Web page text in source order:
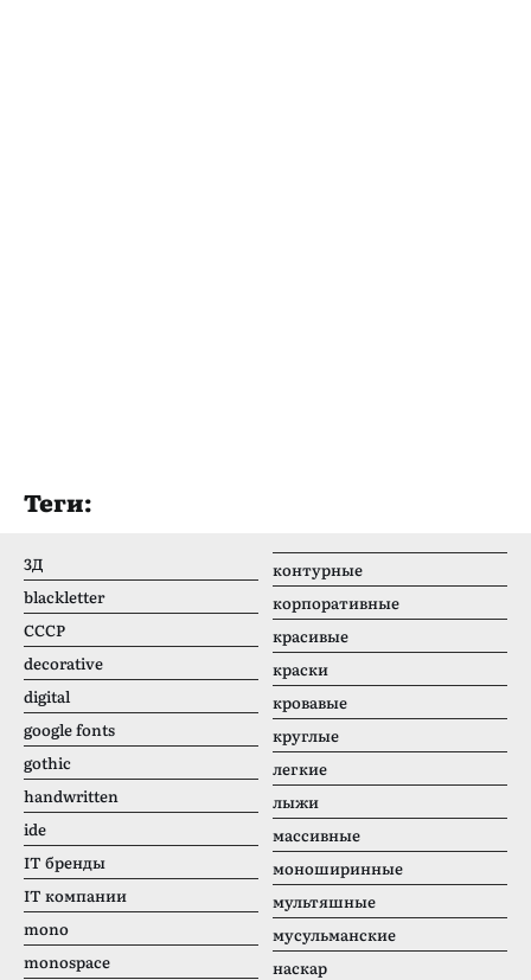
Теги:
3Д
blackletter
CCCР
decorative
digital
google fonts
gothic
handwritten
ide
IT бренды
IT компании
mono
monospace
контурные
корпоративные
красивые
краски
кровавые
круглые
легкие
лыжи
массивные
моноширинные
мультяшные
мусульманские
наскар